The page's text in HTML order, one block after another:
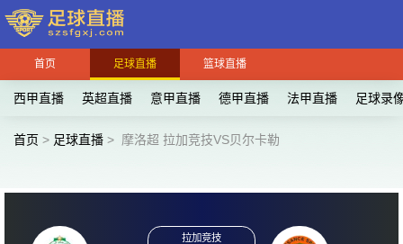
首页 足球直播 篮球直播
西甲直播 英超直播 意甲直播 德甲直播 法甲直播 足球录
首页 > 足球直播 > 摩洛超 拉加竞技VS贝尔卡勒